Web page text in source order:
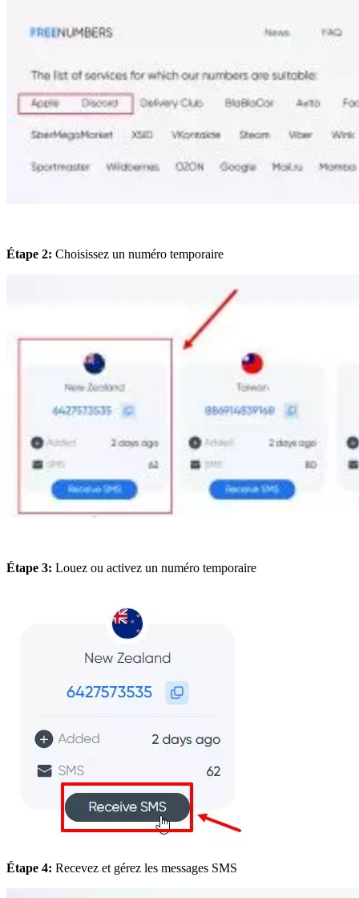
Étape 2: Choisissez un numéro temporaire
Étape 3: Louez ou activez un numéro temporaire
Étape 4: Recevez et gérez les messages SMS